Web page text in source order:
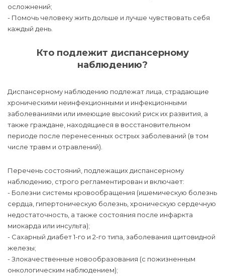
осложнений;
- Помочь человеку жить дольше и лучше чувствовать себя
каждый день.
Кто подлежит диспансерному
наблюдению?
Диспансерному наблюдению подлежат лица, страдающие
хроническими неинфекционными и инфекционными
заболеваниями или имеющие высокий риск их развития, а
также граждане, находящиеся в восстановительном
периоде после перенесенных острых заболеваний (в том
числе травм и отравлений).
Перечень состояний, подлежащих диспансерному
наблюдению, строго регламентирован и включает:
- Болезни системы кровообращения (ишемическую болезнь
сердца, гипертоническую болезнь, хроническую сердечную
недостаточность, а также состояния после инфаркта
миокарда или инсульта);
- Сахарный диабет 1-го и 2-го типа, заболевания щитовидной
железы;
- Злокачественные новообразования (с пожизненным
онкологическим наблюдением);